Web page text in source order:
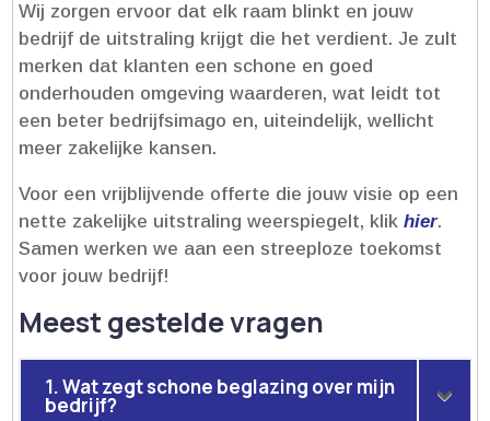
Wij zorgen ervoor dat elk raam blinkt en jouw
bedrijf de uitstraling krijgt die het verdient.​ Je zult
merken dat klanten een schone en goed
onderhouden omgeving waarderen, wat leidt tot
een beter bedrijfsimago en, uiteindelijk, wellicht
meer zakelijke kansen.​
Voor een vrijblijvende offerte die jouw visie op een
nette zakelijke uitstraling weerspiegelt, klikhier.​
Samen werken we aan een streeploze toekomst
voor jouw bedrijf!
Meest gestelde vragen
1. Wat zegt schone beglazing over mijn
bedrijf?